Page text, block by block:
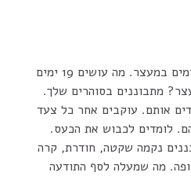
19 ימים במעצר. מה עושים 19 ימים
מתבוננים בסוהרים שלך.
אותם. עוקבים אחר כל צעד
לומדים לכבוש את הכעס.
נקמה שקטה, חודרת, קרה
מה שמעלה לסף התודעה